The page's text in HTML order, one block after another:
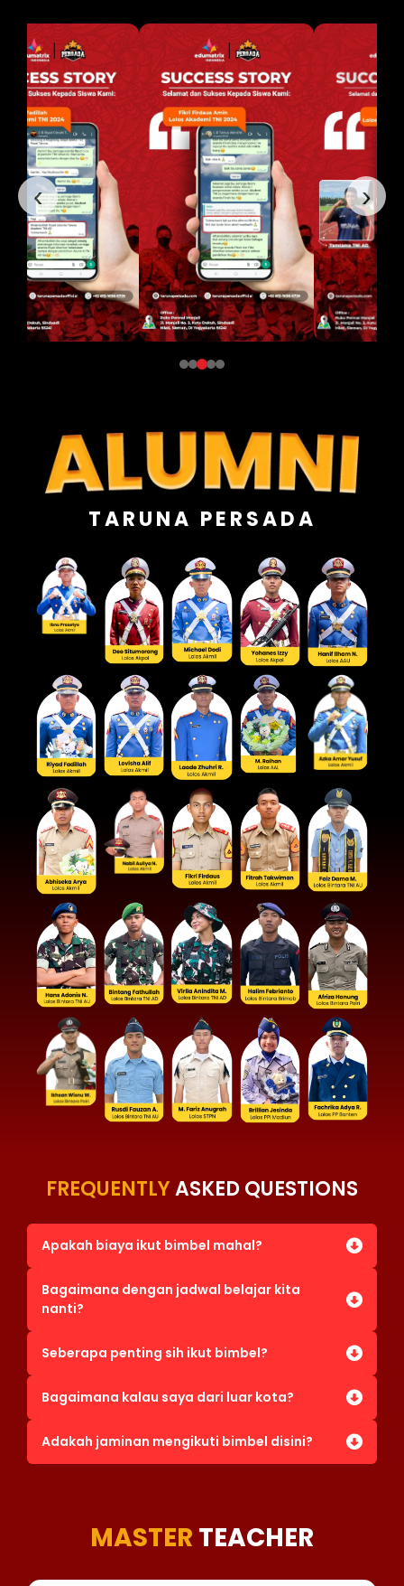
‹ ›
TARUNA PERSADA
FREQUENTLYASKED QUESTIONS
Apakah biaya ikut bimbel mahal?
Bagaimana dengan jadwal belajar kita
nanti?
Seberapa penting sih ikut bimbel?
Bagaimana kalau saya dari luar kota?
Adakah jaminan mengikuti bimbel disini?
MASTER TEACHER